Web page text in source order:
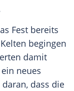
Fest bereits
begingen
damit
neues
dass die